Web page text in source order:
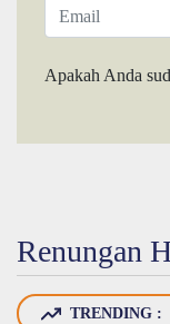
Apakah Anda
Renungan
TRENDING :